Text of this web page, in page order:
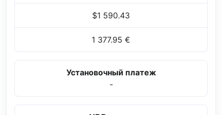
$1 590.43
1 377.95 €
Установочный платеж
-